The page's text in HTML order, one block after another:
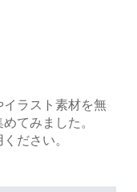
ラスト素材を無
てみました。
ださい。